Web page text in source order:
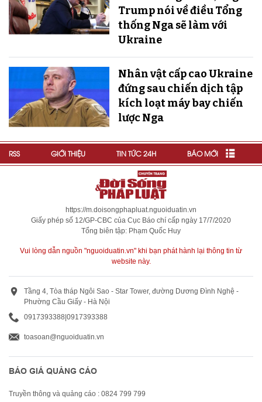
Trump nói về điều Tổng
thống Nga sẽ làm với
Ukraine
Nhân vật cấp cao Ukraine
đứng sau chiến dịch tập
kích loạt máy bay chiến
lược Nga
RSS GIỚI THIỆU TIN TỨC 24H BÁO MỚI
https://m.doisongphapluat.nguoiduatin.vn
Giấy phép số 12/GP-CBC của Cục Báo chí cấp ngày 17/7/2020
Tổng biên tập: Phạm Quốc Huy
Vui lòng dẫn nguồn "nguoiduatin.vn" khi bạn phát hành lại thông tin từ
website này.
Tầng 4, Tòa tháp Ngôi Sao - Star Tower, đường Dương Đình Nghệ -
Phường Cầu Giấy - Hà Nội
0917393388|0917393388
toasoan@nguoiduatin.vn
BÁO GIÁ QUẢNG CÁO
Truyền thông và quảng cáo : 0824 799 799